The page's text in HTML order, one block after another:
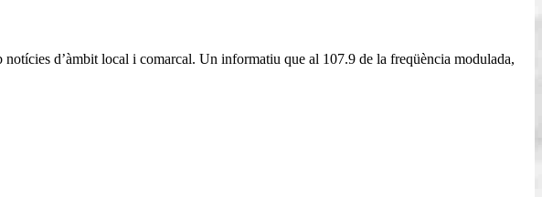
d’àmbit local i comarcal. Un informatiu que al 107.9 de la freqüència modulada,